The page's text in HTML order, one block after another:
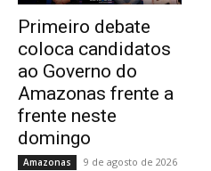
Primeiro debate
coloca candidatos
ao Governo do
Amazonas frente a
frente neste
domingo
Amazonas 9 de agosto de 2026